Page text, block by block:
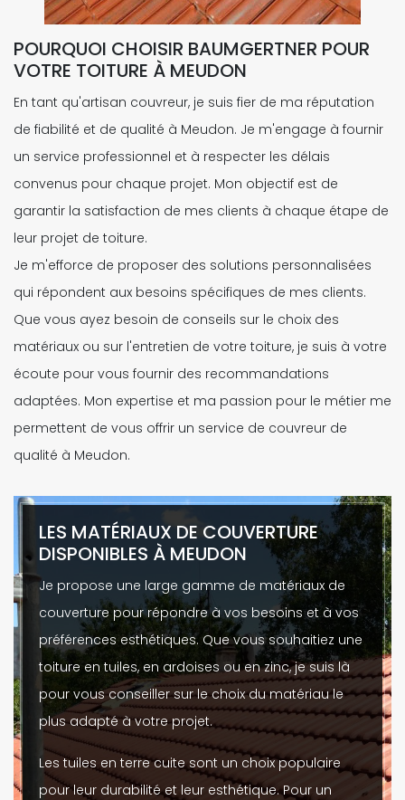
POURQUOI CHOISIR BAUMGERTNER POUR
VOTRE TOITURE À MEUDON
En tant qu'artisan couvreur, je suis fier de ma réputation
de fiabilité et de qualité à Meudon. Je m'engage à fournir
un service professionnel et à respecter les délais
convenus pour chaque projet. Mon objectif est de
garantir la satisfaction de mes clients à chaque étape de
leur projet de toiture.
Je m'efforce de proposer des solutions personnalisées
qui répondent aux besoins spécifiques de mes clients.
Que vous ayez besoin de conseils sur le choix des
matériaux ou sur l'entretien de votre toiture, je suis à votre
écoute pour vous fournir des recommandations
adaptées. Mon expertise et ma passion pour le métier me
permettent de vous offrir un service de couvreur de
qualité à Meudon.
LES MATÉRIAUX DE COUVERTURE
DISPONIBLES À MEUDON
Je propose une large gamme de matériaux de
couverture pour répondre à vos besoins et à vos
préférences esthétiques. Que vous souhaitiez une
toiture en tuiles, en ardoises ou en zinc, je suis là
pour vous conseiller sur le choix du matériau le
plus adapté à votre projet.
Les tuiles en terre cuite sont un choix populaire
pour leur durabilité et leur esthétique. Pour un